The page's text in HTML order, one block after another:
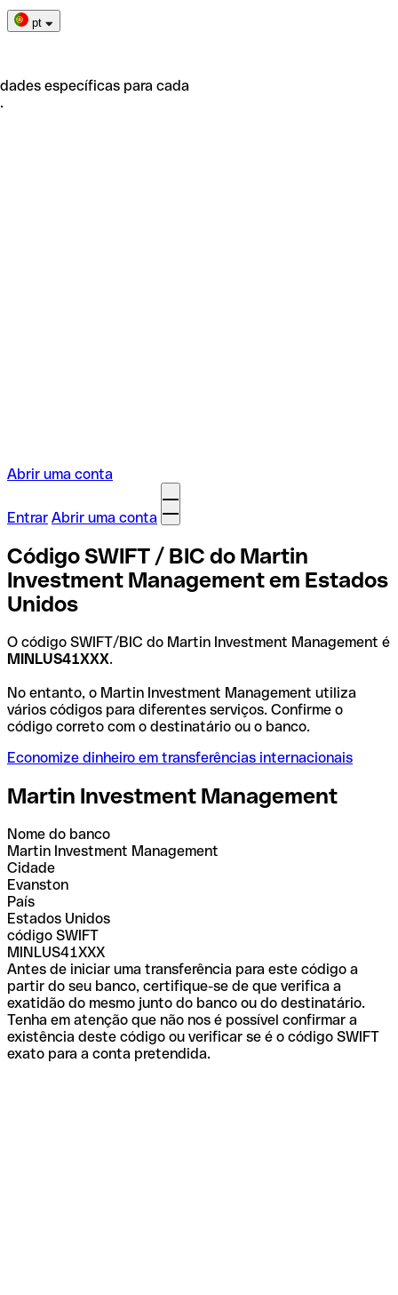
pt
específicas para cada
Abrir uma conta
Entrar Abrir uma conta
Código SWIFT / BIC do Martin
Investment Management em Estados
Unidos
O código SWIFT/BIC do Martin Investment Management é
MINLUS41XXX.
No entanto, o Martin Investment Management utiliza
vários códigos para diferentes serviços. Confirme o
código correto com o destinatário ou o banco.
Economize dinheiro em transferências internacionais
Martin Investment Management
Nome do banco
Martin Investment Management
Cidade
Evanston
País
Estados Unidos
código SWIFT
MINLUS41XXX
Antes de iniciar uma transferência para este código a
partir do seu banco, certifique-se de que verifica a
exatidão do mesmo junto do banco ou do destinatário.
Tenha em atenção que não nos é possível confirmar a
existência deste código ou verificar se é o código SWIFT
exato para a conta pretendida.